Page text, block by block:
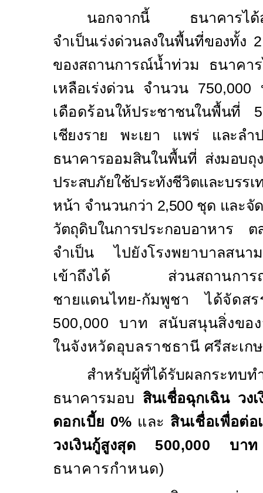
นอกจากนี้ ธนาคารได้ส่
จำเป็นเร่งด่วนลงในพื้นที่ของทั้ง
ของสถานการณ์น้ำท่วม ธนาคา
เหลือเร่งด่วน จำนวน 750,000
เดือดร้อนให้ประชาชนในพื้นที่
เชียงราย พะเยา แพร่ และลำ
ธนาคารออมสินในพื้นที่ ส่งมอบถุ
ประสบภัยใช้ประทังชีวิตและบรรเ
หน้า จำนวนกว่า 2,500 ชุด และจั
วัตถุดิบในการประกอบอาหาร ต
จำเป็น
ไปยังโรงพยาบาลสนา
เข้าถึงได้ ส่วนสถานการณ์
ชายแดนไทย-กัมพูชา
ได้จัดส
500,000 บาท สนับสนุนสิ่งขอ
ในจังหวัดอุบลราชธานี ศรีสะเก
สำหรับผู้ที่ได้รับผลกระทบท
ธนาคารมอบ สินเชื่อฉุกเฉิน ว
ดอกเบี้ย 0% และ สินเชื่อเพื่อต่
วงเงินกู้สูงสุด 500,000 บาท
ธนาคารกำหนด)